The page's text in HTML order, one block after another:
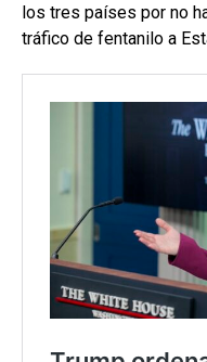
los tres países por no
tráfico de fentanilo a